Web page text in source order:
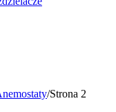
/Strona 2